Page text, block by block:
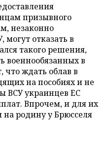
призывного
незаконно
отказать в
такого решения,
военнообязанных в
что ждать облав в
на пособиях и не
ВСУ украинцев ЕС
Впрочем, и для их
родину у Брюсселя